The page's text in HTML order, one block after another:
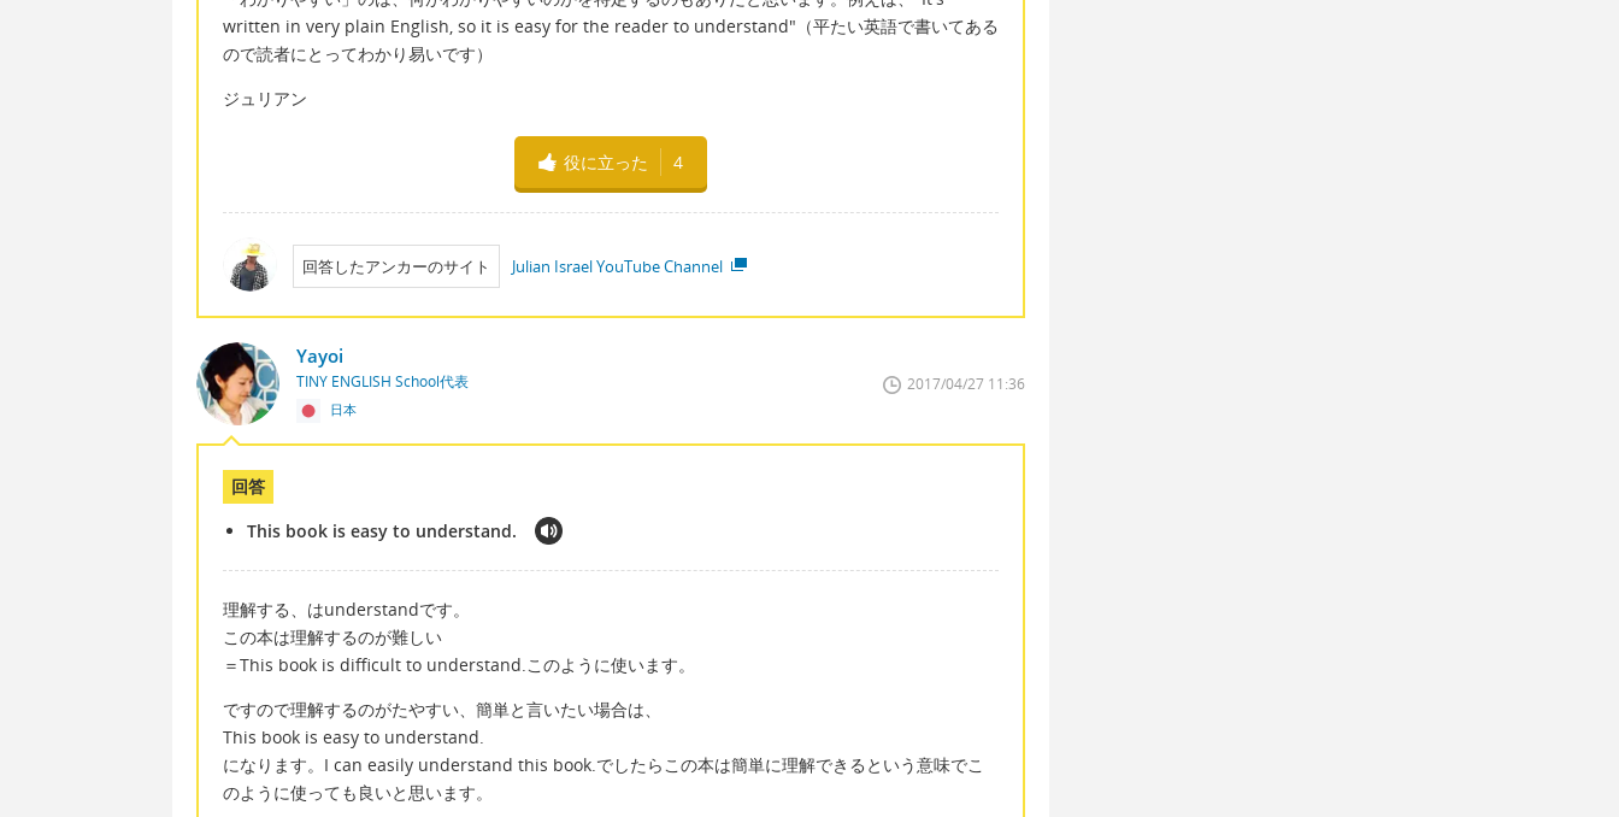
written in very plain English, so it is easy for the reader to understand"（平たい英語で書いてある
ので読者にとってわかり易いです）
ジュリアン
役に立った 4
回答したアンカーのサイト Julian Israel YouTube Channel
Yayoi
TINY ENGLISH School代表
日本
2017/04/27 11:36
回答
This book is easy to understand.
理解する、はunderstandです。
この本は理解するのが難しい
＝This book is difficult to understand.このように使います。
ですので理解するのがたやすい、簡単と言いたい場合は、
This book is easy to understand.
になります。I can easily understand this book.でしたらこの本は簡単に理解できるという意味でこ
のように使っても良いと思います。